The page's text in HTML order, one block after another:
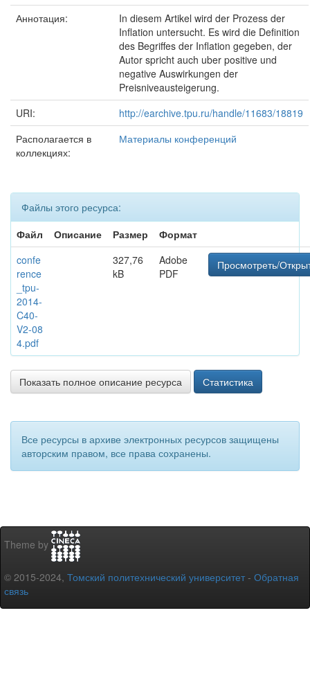
Аннотация:
In diesem Artikel wird der Prozess der
Inflation untersucht. Es wird die Definition
des Begriffes der Inflation gegeben, der
Autor spricht auch uber positive und
negative Auswirkungen der
Preisniveausteigerung.
URI:
http://earchive.tpu.ru/handle/11683/18819
Располагается в
коллекциях:
Материалы конференций
Файлы этого ресурса:
Файл
Описание Размер
Формат
confe
rence
_tpu-
2014-
C40-
V2-08
4.pdf
327,76
kB
Adobe
PDF
Просмотреть/
Показать полное описание ресурса Статистика
Все ресурсы в архиве электронных ресурсов защищены
авторским правом, все права сохранены.
Theme by
© 2015-2024, Томский политехнический университет - Обратная
связь